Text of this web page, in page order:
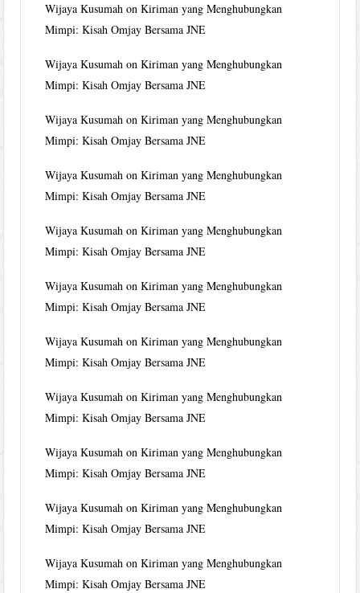
Wijaya Kusumah onKiriman yang Menghubungkan
Mimpi: Kisah Omjay Bersama JNE
Wijaya Kusumah onKiriman yang Menghubungkan
Mimpi: Kisah Omjay Bersama JNE
Wijaya Kusumah onKiriman yang Menghubungkan
Mimpi: Kisah Omjay Bersama JNE
Wijaya Kusumah onKiriman yang Menghubungkan
Mimpi: Kisah Omjay Bersama JNE
Wijaya Kusumah onKiriman yang Menghubungkan
Mimpi: Kisah Omjay Bersama JNE
Wijaya Kusumah onKiriman yang Menghubungkan
Mimpi: Kisah Omjay Bersama JNE
Wijaya Kusumah onKiriman yang Menghubungkan
Mimpi: Kisah Omjay Bersama JNE
Wijaya Kusumah onKiriman yang Menghubungkan
Mimpi: Kisah Omjay Bersama JNE
Wijaya Kusumah onKiriman yang Menghubungkan
Mimpi: Kisah Omjay Bersama JNE
Wijaya Kusumah onKiriman yang Menghubungkan
Mimpi: Kisah Omjay Bersama JNE
Wijaya Kusumah onKiriman yang Menghubungkan
Mimpi: Kisah Omjay Bersama JNE